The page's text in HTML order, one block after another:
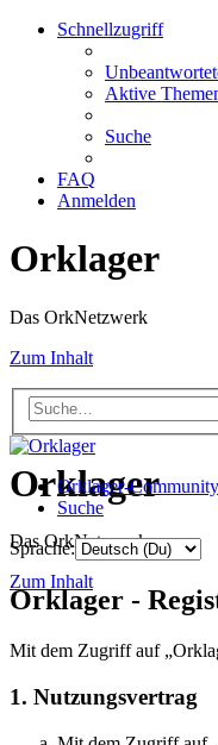
Schnellzugriff
Aktive
Suche
FAQ
Anmelden
Orklager
Das OrkNetzwerk
Zum Inhalt
Orklager
Das OrkNetzwerk
Zum Inhalt
Orklager-Community
Suche
Sprache:
Orklager -
Mit dem Zugriff auf
1. Nutzungsvertrag